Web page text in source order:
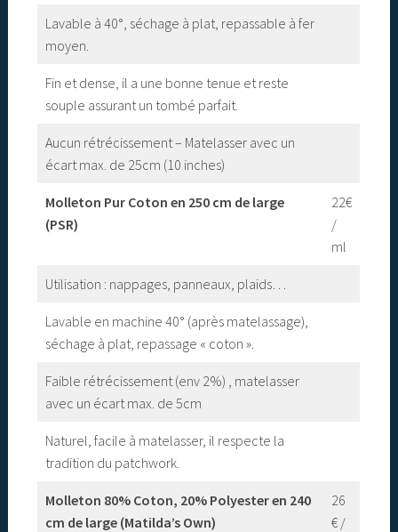
Lavable à 40°, séchage à plat, repassable à fer
moyen.
Fin et dense, il a une bonne tenue et reste
souple assurant un tombé parfait.
Aucun rétrécissement – Matelasser avec un
écart max. de 25cm (10 inches)
Molleton Pur Coton en 250 cm de large
(PSR)
22€
/
ml
Utilisation : nappages, panneaux, plaids…
Lavable en machine 40° (après matelassage),
séchage à plat, repassage « coton ».
Faible rétrécissement (env 2%) , matelasser
avec un écart max. de 5cm
Naturel, facile à matelasser, il respecte la
tradition du patchwork.
Molleton 80% Coton, 20% Polyester en 240
cm de large (Matilda’s Own)
26
€ /